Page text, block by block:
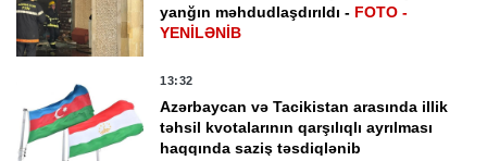
yanğın məhdudlaşdırıldı - FOTO -
YENİLƏNİB
13:32
Azərbaycan və Tacikistan arasında illik
təhsil kvotalarının qarşılıqlı ayrılması
haqqında saziş təsdiqlənib